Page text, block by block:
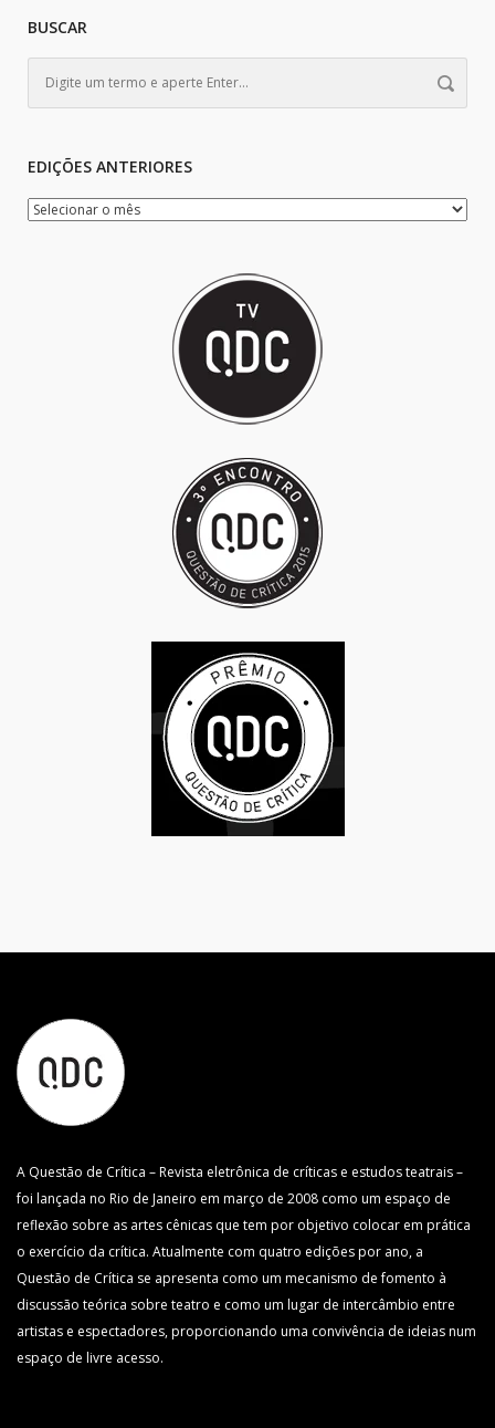
BUSCAR
EDIÇÕES ANTERIORES
A Questão de Crítica – Revista eletrônica de críticas e estudos teatrais –
foi lançada no Rio de Janeiro em março de 2008 como um espaço de
reflexão sobre as artes cênicas que tem por objetivo colocar em prática
o exercício da crítica. Atualmente com quatro edições por ano, a
Questão de Crítica se apresenta como um mecanismo de fomento à
discussão teórica sobre teatro e como um lugar de intercâmbio entre
artistas e espectadores, proporcionando uma convivência de ideias num
espaço de livre acesso.